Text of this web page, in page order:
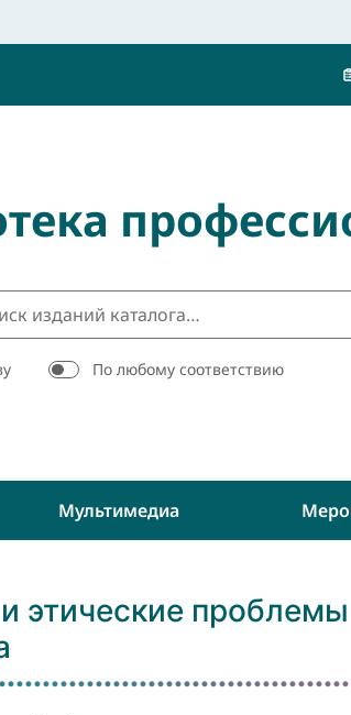
По любому соответствию
Мультимедиа
этические проблемы